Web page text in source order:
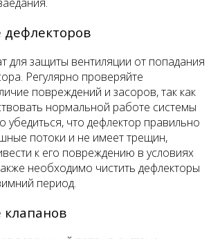
для защиты вентиляции от попадания
Регулярно проверяйте
повреждений и засоров, так как
нормальной работе системы
убедиться, что дефлектор правильно
потоки и не имеет трещин,
к его повреждению в условиях
необходимо чистить дефлекторы
период.
клапанов